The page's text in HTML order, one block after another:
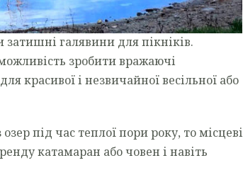
галявини для пікніків.
зробити вражаючі
красивої і незвичайної весільної або
під час теплої пори року, то місцеві
катамаран або човен і навіть